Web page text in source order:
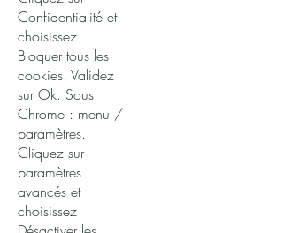
Confidentialité et
choisissez
Bloquer tous les
cookies. Validez
sur Ok. Sous
Chrome : menu /
paramètres.
Cliquez sur
paramètres
avancés et
choisissez